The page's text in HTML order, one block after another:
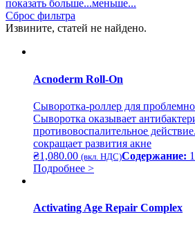
показать больше...меньше...
Сброс фильтра
Извините, статей не найдено.
Acnoderm Roll-On
Сыворотка-роллер для
Сыворотка оказывает
противовоспалительное
сокращает развития акне
₴1,080.00 (вкл. НДС)Содержание:
Подробнее >
Activating Age Repair Complex